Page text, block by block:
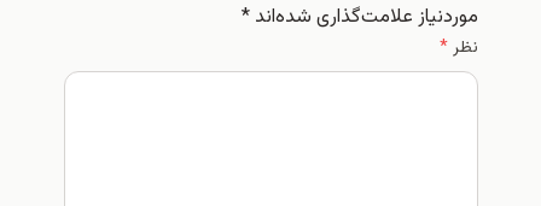
موردنیاز علامت‌گذاری شده‌اند*
نظر*